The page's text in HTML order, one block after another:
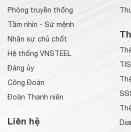
Phòng truyền thống
Tầm nhìn - Sứ mệnh
Nhân sự chủ chốt
Hệ thống VNSTEEL
Đảng ủy
Công Đoàn
Đoàn Thanh niên
Liên hệ